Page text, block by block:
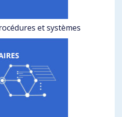
et systèmes